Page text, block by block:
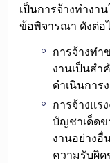
เป็นการจ้างทำงา
ข้อพิจารณา ดังต่อ
การจ้างทำ
งานเป็นสำ
ดำเนินการ
การจ้างแร
บัญชาเด็ดข
งานอย่างอื่
ความรับผิด